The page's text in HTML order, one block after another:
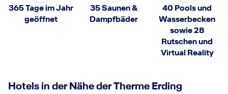
365 Tage im Jahr
geöffnet
35 Saunen &
Dampfbäder
40 Pools und
Wasserbecken
sowie 28
Rutschen und
Virtual Reality
Hotels in der Nähe der Therme Erding